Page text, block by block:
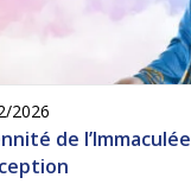
2026
de l’Immaculée